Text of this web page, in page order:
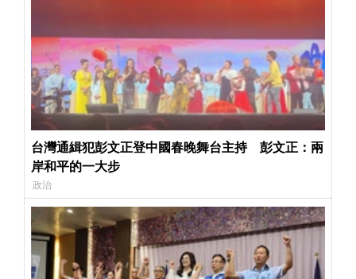
台灣通緝犯彭文正登中國春晚舞台主持 彭文正：兩
岸和平的一大步
政治